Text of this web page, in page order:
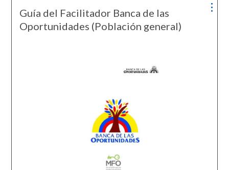
Guía del Facilitador Banca de las
Oportunidades (Población general)